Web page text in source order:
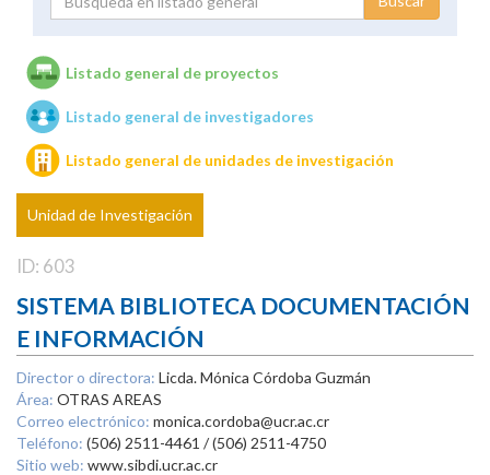
Unidades de investigación
Listado general de proyectos
Listado general de investigadores
Listado general de unidades de investigación
Unidad de Investigación
ID: 603
SISTEMA BIBLIOTECA DOCUMENTACIÓN
E INFORMACIÓN
Director o directora: Licda. Mónica Córdoba Guzmán
Área: OTRAS AREAS
Correo electrónico: monica.cordoba@ucr.ac.cr
Teléfono: (506) 2511-4461 / (506) 2511-4750
Sitio web: www.sibdi.ucr.ac.cr